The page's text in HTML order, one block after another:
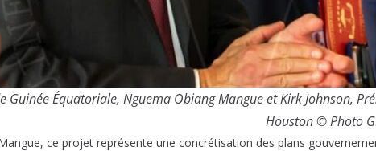
Guinée Équatoriale, Nguema Obiang Mangue et Kirk Johnson,
Houston © Photo
ce projet représente une concrétisation des plans